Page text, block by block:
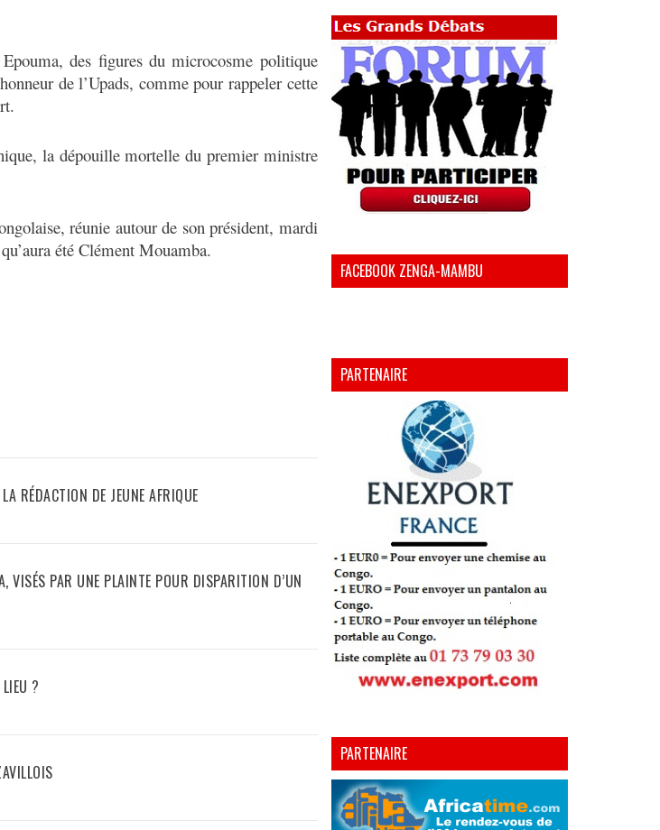
des figures du microcosme politique
de l’Upads, comme pour rappeler cette
la dépouille mortelle du premier ministre
réunie autour de son président, mardi
été Clément Mouamba.
RÉDACTION DE JEUNE AFRIQUE
VISÉS PAR UNE PLAINTE POUR DISPARITION D’UN
?
FACEBOOK ZENGA-MAMBU
PARTENAIRE
PARTENAIRE